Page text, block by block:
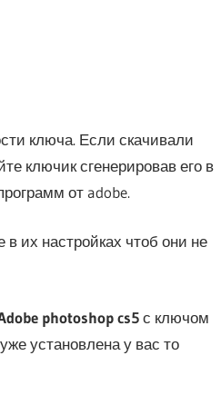
ключа. Если скачивали
ключик сгенерировав его в
от adobe.
их настройках чтоб они не
photoshop cs5с ключом
установлена у вас то